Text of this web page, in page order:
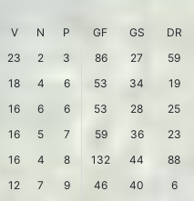
V N P GF GS
DR
23 2 3 86 27
59
18 4 6 53 34
19
16 6 6 53 28
25
16 5 7 59 36
23
16 4 8 132 44
88
12 7 9 46 40
6